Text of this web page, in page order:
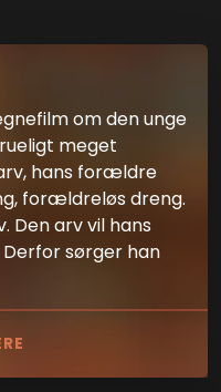
om den unge
meget
hans forældre
forældreløs dreng.
Den arv vil hans
sørger han